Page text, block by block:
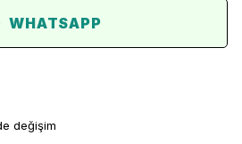
WHATSAPP
değişim